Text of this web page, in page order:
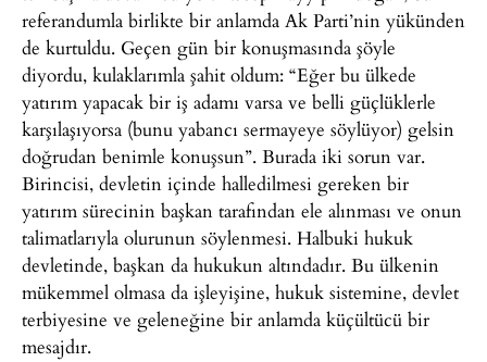
referandumla birlikte bir anlamda Ak Parti’nin yükünden
de kurtuldu. Geçen gün bir konuşmasında şöyle
diyordu, kulaklarımla şahit oldum: “Eğer bu ülkede
yatırım yapacak bir iş adamı varsa ve belli güçlüklerle
karşılaşıyorsa (bunu yabancı sermayeye söylüyor) gelsin
doğrudan benimle konuşsun”. Burada iki sorun var.
Birincisi, devletin içinde halledilmesi gereken bir
yatırım sürecinin başkan tarafından ele alınması ve onun
talimatlarıyla olurunun söylenmesi. Halbuki hukuk
devletinde, başkan da hukukun altındadır. Bu ülkenin
mükemmel olmasa da işleyişine, hukuk sistemine, devlet
terbiyesine ve geleneğine bir anlamda küçültücü bir
mesajdır.